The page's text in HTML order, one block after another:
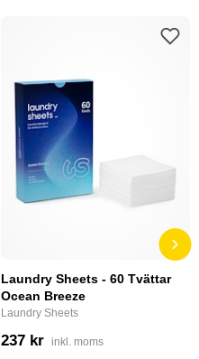
Laundry Sheets - 60 Tvättar
Ocean Breeze
Laundry Sheets
237 kr inkl. moms